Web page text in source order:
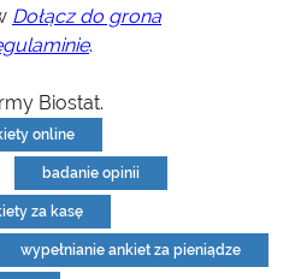
Dołącz do grona
.
Biostat.
online
badanie opinii
za kasę
wypełnianie ankiet za pieniądze